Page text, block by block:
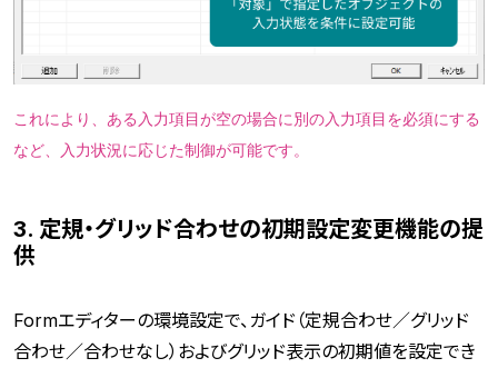
これにより、ある入力項目が空の場合に別の入力項目を必須にする
など、入力状況に応じた制御が可能です。
3. 定規・グリッド合わせの初期設定変更機能の提
供
Formエディターの環境設定で、ガイド（定規合わせ／グリッド
合わせ／合わせなし）およびグリッド表示の初期値を設定でき